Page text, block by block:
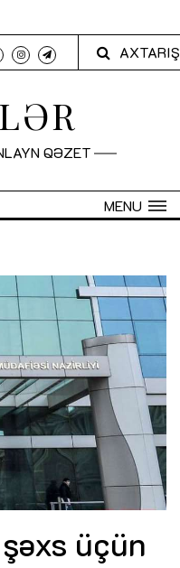
AXTARIŞ
QƏZET
MENU
üçün